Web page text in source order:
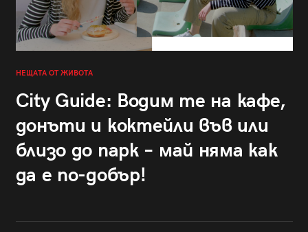
НЕЩАТА ОТ ЖИВОТА
City Guide: Водим те на кафе,
донъти и коктейли във или
близо до парк – май няма как
да е по-добър!